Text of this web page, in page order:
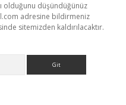
olduğunu düşündüğünüz
adresine bildirmeniz
sitemizden kaldırılacaktır.